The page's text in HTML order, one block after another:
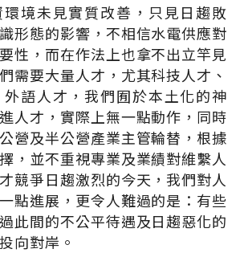
境未見實質改善，只見日趨敗
形態的影響，不相信水電供應對
性，而在作法上也拿不出立竿見
需要大量人才，尤其科技人才、
語人才，我們囿於本土化的神
人才，實際上無一點動作，同時
營及半公營產業主管輪替，根據
，並不重視專業及業績對維繫人
競爭日趨激烈的今天，我們對人
點進展，更令人難過的是：有些
此間的不公平待遇及日趨惡化的
向對岸。